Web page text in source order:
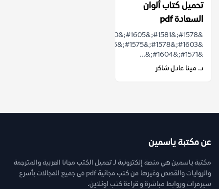
تحميل كتاب ألوان
السعادة pdf
&#1571;&#1604;&...
د. مينا عادل شاكر
عن مكتبة ياسمين
مكتبة ياسمين هي منصة إلكترونية لـ تحميل الكتب مجانا العربية والمترجمة
والروايات والقصص وغيرها من كتب مجانية pdf فى جميع المجالات بأسرع
سيرفرات وروابط مباشرة و قراءة كتب اونلاين.